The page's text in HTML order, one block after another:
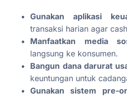
Gunakan aplikasi
transaksi harian agar
Manfaatkan media
langsung ke konsumen.
Bangun dana darurat
keuntungan untuk
Gunakan sistem pre-